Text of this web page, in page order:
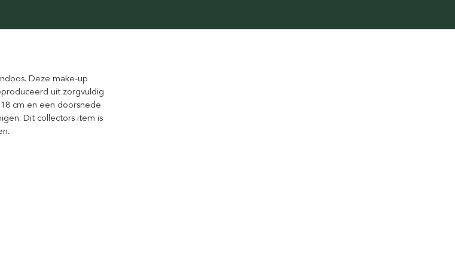
Deze make-up
uit zorgvuldig
cm en een doorsnede
Dit collectors item is